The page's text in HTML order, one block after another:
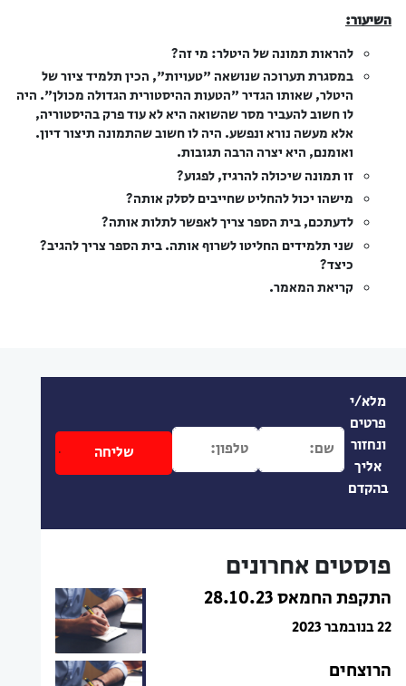
השיעור:
להראות תמונה של היטלר: מי זה?
במסגרת תערוכה שנושאה "טעויות", הכין תלמיד ציור של
היטלר, שאותו הגדיר "הטעות ההיסטורית הגדולה מכולן". היה
לו חשוב להעביר מסר שהשואה היא לא עוד פרק בהיסטוריה,
אלא מעשה נורא ונפשע. היה לו חשוב שהתמונה תיצור דיון.
ואומנם, היא יצרה הרבה תגובות.
זו תמונה שיכולה להרגיז, לפגוע?
מישהו יכול להחליט שחייבים לסלק אותה?
לדעתכם, בית הספר צריך לאפשר לתלות אותה?
שני תלמידים החליטו לשרוף אותה. בית הספר צריך להגיב?
כיצד?
קריאת המאמר.
מלא/י
פרטים
ונחזור
אליך
בהקדם
פוסטים אחרונים
התקפת החמאס 28.10.23
22 בנובמבר 2023
הרוצחים